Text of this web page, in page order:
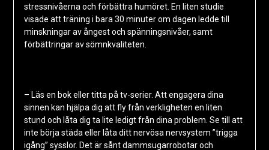
stressnivåerna och förbättra humöret. En liten studie
visade att träning i bara 30 minuter om dagen ledde till
minskningar av ångest och spänningsnivåer, samt
förbättringar av sömnkvaliteten.
– Läs en bok eller titta på tv-serier. Att engagera dina
sinnen kan hjälpa dig att fly från verkligheten en liten
stund och låta dig ta lite ledigt från dina problem. Se till att
inte börja städa eller låta ditt nervösa nervsystem ”trigga
igång” sysslor. Det är sånt dammsugarrobotar och